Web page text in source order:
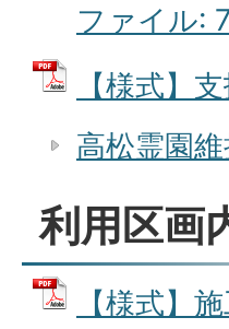
ファイル:
【様式】
高松霊園
利用区画
【様式】